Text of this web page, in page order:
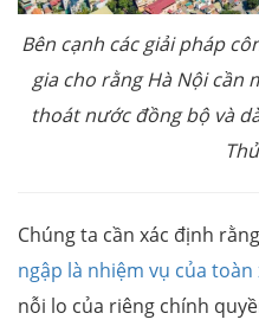
Bên cạnh các giải pháp
gia cho rằng Hà Nội cần
thoát nước đồng bộ và
Chúng ta cần xác định
ngập là nhiệm vụ của toàn
nỗi lo của riêng chính